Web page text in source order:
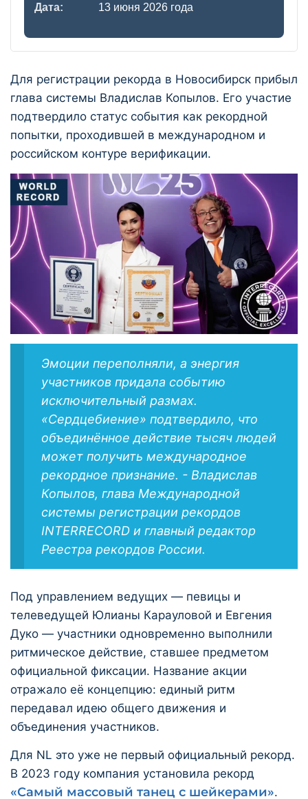
Дата: 13 июня 2026 года
Для регистрации рекорда в Новосибирск прибыл
глава системы Владислав Копылов. Его участие
подтвердило статус события как рекордной
попытки, проходившей в международном и
российском контуре верификации.
Эмоции переполняли, а энергия
участников придала событию
исключительный размах.
«Сердцебиение» подтвердило, что
объединённое действие тысяч людей
может получить международное
рекордное признание. - Владислав
Копылов, глава Международной
системы регистрации рекордов
INTERRECORD и главный редактор
Реестра рекордов России.
Под управлением ведущих — певицы и
телеведущей Юлианы Карауловой и Евгения
Дуко — участники одновременно выполнили
ритмическое действие, ставшее предметом
официальной фиксации. Название акции
отражало её концепцию: единый ритм
передавал идею общего движения и
объединения участников.
Для NL это уже не первый официальный рекорд.
В 2023 году компания установила рекорд
«Самый массовый танец с шейкерами».